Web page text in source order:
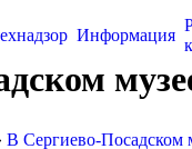
Информация
В Сергиево-Посадском